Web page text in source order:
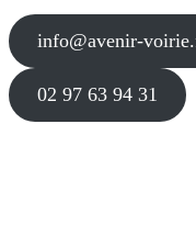
info@avenir-
02 97 63 94 31